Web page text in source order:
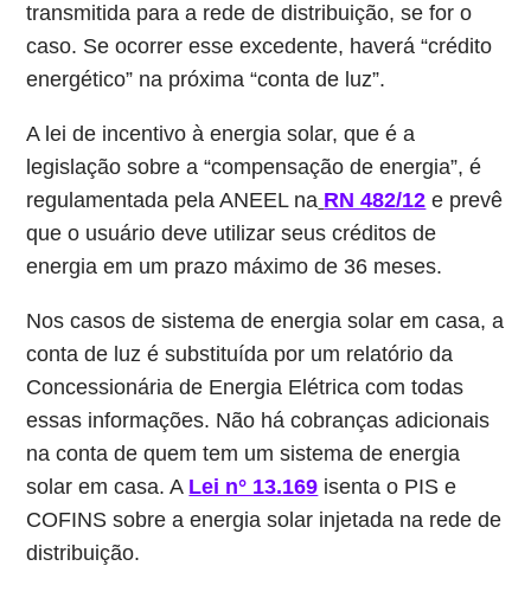
transmitida para a rede de distribuição, se for o
caso. Se ocorrer esse excedente, haverá “crédito
energético” na próxima “conta de luz”.
A lei de incentivo à energia solar, que é a
legislação sobre a “compensação de energia”, é
regulamentada pela ANEEL na RN 482/12 e prevê
que o usuário deve utilizar seus créditos de
energia em um prazo máximo de 36 meses.
Nos casos de sistema de energia solar em casa, a
conta de luz é substituída por um relatório da
Concessionária de Energia Elétrica com todas
essas informações. Não há cobranças adicionais
na conta de quem tem um sistema de energia
solar em casa. A Lei n° 13.169 isenta o PIS e
COFINS sobre a energia solar injetada na rede de
distribuição.